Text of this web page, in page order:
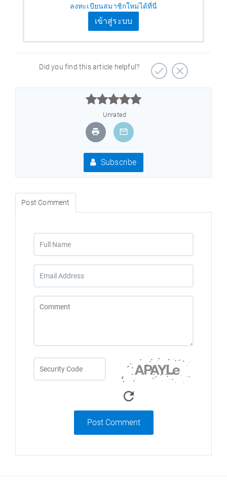
ลงทะเบียนสมาชิกใหม่ได้ที่นี่
เข้าสู่ระบบ
Did you find this article helpful?



Unrated
Subscribe
Post Comment
Post Comment